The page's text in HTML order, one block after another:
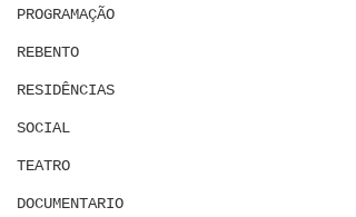
PROGRAMAÇÃO
REBENTO
RESIDÊNCIAS
SOCIAL
TEATRO
DOCUMENTARIO